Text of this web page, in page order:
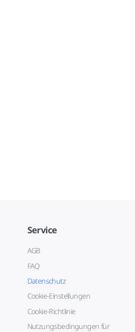
Service
AGB
FAQ
Datenschutz
Cookie-Einstellungen
Cookie-Richtlinie
Nutzungsbedingungen für